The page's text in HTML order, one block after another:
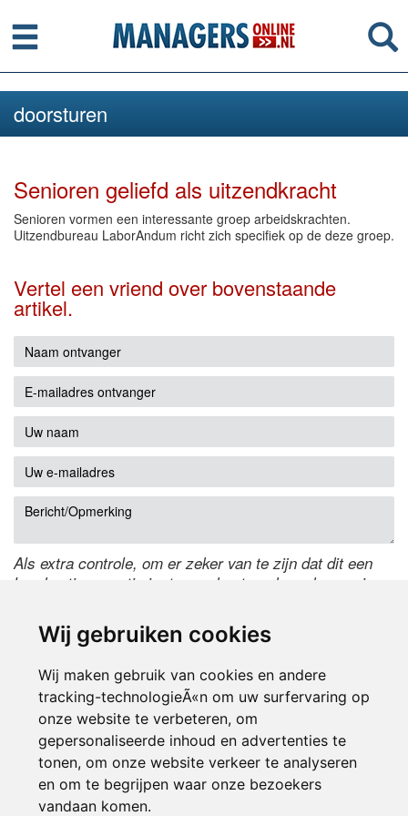
Wij gebruiken cookies
Wij maken gebruik van cookies en andere
tracking-technologieÃ«n om uw surfervaring op
onze website te verbeteren, om
gepersonaliseerde inhoud en advertenties te
tonen, om onze website verkeer te analyseren
en om te begrijpen waar onze bezoekers
vandaan komen.
Menu
doorsturen
Senioren geliefd als uitzendkracht
Senioren vormen een interessante groep arbeidskrachten.
Uitzendbureau LaborAndum richt zich specifiek op de deze groep.
Vertel een vriend over bovenstaande
artikel.
Als extra controle, om er zeker van te zijn dat dit een
handmatige reactie is, typ onderstaande code over in
de code te wijzigen.